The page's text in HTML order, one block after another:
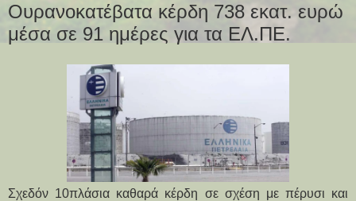
Ουρανοκατέβατα κέρδη 738 εκατ. ευρώ
μέσα σε 91 ημέρες για τα ΕΛ.ΠΕ.
Σχεδόν 10πλάσια καθαρά κέρδη σε σχέση με πέρυσι και